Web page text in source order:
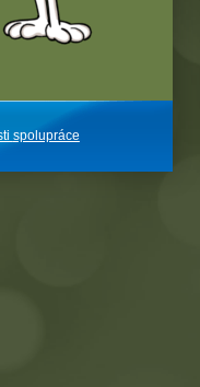
spolupráce